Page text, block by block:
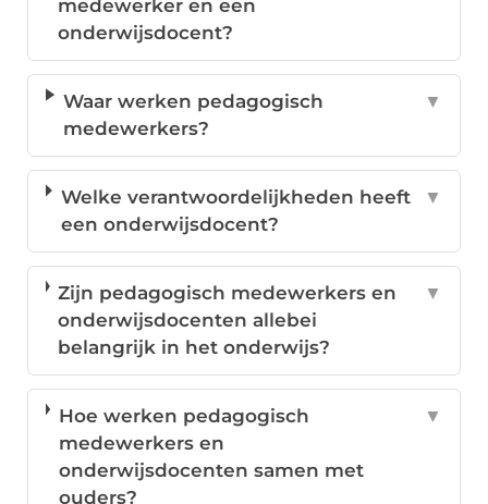
medewerker en een
onderwijsdocent?
Waar werken pedagogisch
medewerkers?
▼
Welke verantwoordelijkheden heeft
een onderwijsdocent?
▼
Zijn pedagogisch medewerkers en
onderwijsdocenten allebei
belangrijk in het onderwijs?
▼
Hoe werken pedagogisch
medewerkers en
onderwijsdocenten samen met
ouders?
▼